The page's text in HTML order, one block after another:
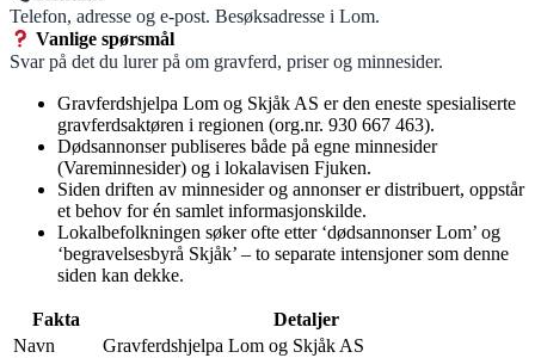
Telefon, adresse og e-post. Besøksadresse i Lom.
Vanlige spørsmål
Svar på det du lurer på om gravferd, priser og minnesider.
Gravferdshjelpa Lom og Skjåk AS er den eneste spesialiserte
gravferdsaktøren i regionen (org.nr. 930 667 463).
Dødsannonser publiseres både på egne minnesider
(Vareminnesider) og i lokalavisen Fjuken.
Siden driften av minnesider og annonser er distribuert, oppstår
et behov for én samlet informasjonskilde.
Lokalbefolkningen søker ofte etter ‘dødsannonser Lom’ og
‘begravelsesbyrå Skjåk’ – to separate intensjoner som denne
siden kan dekke.
Fakta
Detaljer
Navn
Gravferdshjelpa Lom og Skjåk AS